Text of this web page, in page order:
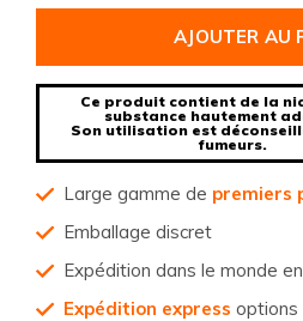
AJOUTER AU
Ce produit contient de la
substance hautement
Son utilisation est
fumeurs.
Large gamme de premiers
Emballage discret
Expédition dans le monde
Expédition express options